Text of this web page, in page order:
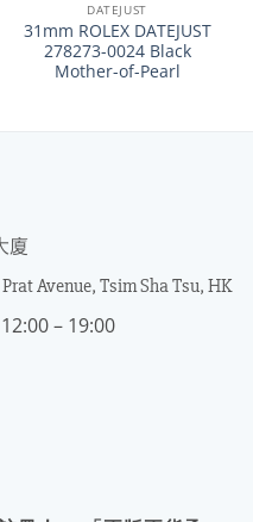
DATEJUST
31mm ROLEX DATEJUST
278273-0024 Black
Mother-of-Pearl
廈
Avenue, Tsim Sha Tsu, HK
– 19:00